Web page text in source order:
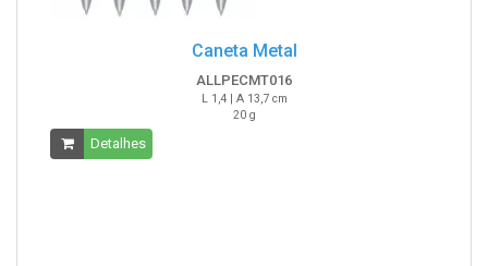
Caneta Metal
ALLPECMT016
L 1,4 | A 13,7 cm
20 g
Detalhes